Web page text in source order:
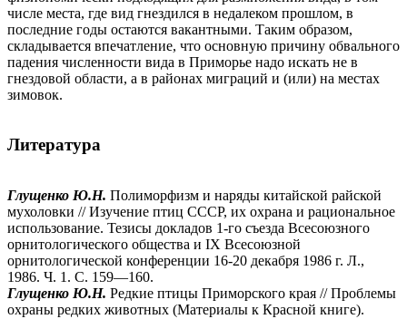
числе места, где вид гнездился в недалеком прошлом, в
последние годы остаются вакантными. Таким образом,
складывается впечатление, что основную причину обвального
падения численности вида в Приморье надо искать не в
гнездовой области, а в районах миграций и (или) на местах
зимовок.
Литература
Глущенко Ю.Н. Полиморфизм и наряды китайской райской
мухоловки // Изучение птиц СССР, их охрана и рациональное
использование. Тезисы докладов 1-го съезда Всесоюзного
орнитологического общества и IX Всесоюзной
орнитологической конференции 16-20 декабря 1986 г. Л.,
1986. Ч. 1. С. 159—160.
Глущенко Ю.Н. Редкие птицы Приморского края // Проблемы
охраны редких животных (Материалы к Красной книге).